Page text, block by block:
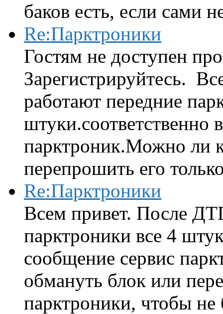
баков есть, если сами
Re:Парктроники
Гостям не доступен
Зарегистрируйтесь.
работают передние
штуки.соответственно
парктроник.Можно ли
перепрошить его
Re:Парктроники
Всем привет. После
парктроники все 4
сообщение сервис
обмануть блок или
парктроники, чтобы